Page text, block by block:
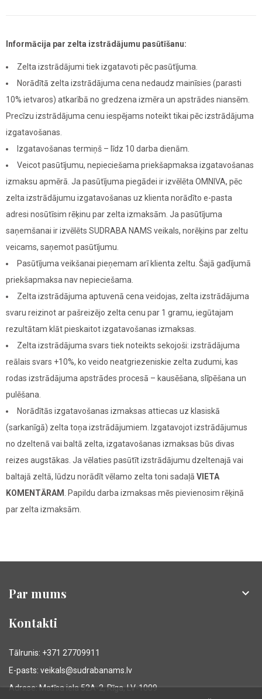
Informācija par zelta izstrādājumu pasūtīšanu:
Zelta izstrādājumi tiek izgatavoti pēc pasūtījuma.
Norādītā zelta izstrādājuma cena nedaudz mainīsies (parasti
10% ietvaros) atkarībā no gredzena izmēra un apstrādes niansēm.
Precīzu izstrādājuma cenu iespējams noteikt tikai pēc izstrādājuma
izgatavošanas.
Izgatavošanas termiņš – līdz 10 darba dienām.
Veicot pasūtījumu, nepieciešama priekšapmaksa izgatavošanas
izmaksu apmērā. Ja pasūtījuma piegādei ir izvēlēta OMNIVA, pēc
zelta izstrādājumu izgatavošanas uz klienta norādīto e-pasta
adresi nosūtīsim rēķinu par zelta izmaksām. Ja pasūtījuma
saņemšanai ir izvēlēts SUDRABA NAMS veikals, norēķins par zeltu
veicams, saņemot pasūtījumu.
Pasūtījuma veikšanai pieņemam arī klienta zeltu. Šajā gadījumā
priekšapmaksa nav nepieciešama.
Zelta izstrādājuma aptuvenā cena veidojas, zelta izstrādājuma
svaru reizinot ar pašreizējo zelta cenu par 1 gramu, iegūtajam
rezultātam klāt pieskaitot izgatavošanas izmaksas.
Zelta izstrādājuma svars tiek noteikts sekojoši: izstrādājuma
reālais svars +10%, ko veido neatgriezeniskie zelta zudumi, kas
rodas izstrādājuma apstrādes procesā – kausēšana, slīpēšana un
pulēšana.
Norādītās izgatavošanas izmaksas attiecas uz klasiskā
(sarkanīgā) zelta toņa izstrādājumiem. Izgatavojot izstrādājumus
no dzeltenā vai baltā zelta, izgatavošanas izmaksas būs divas
reizes augstākas. Ja vēlaties pasūtīt izstrādājumu dzeltenajā vai
baltajā zeltā, lūdzu norādīt vēlamo zelta toni sadaļā VIETA
KOMENTĀRAM . Papildu darba izmaksas mēs pievienosim rēķinā
par zelta izmaksām.
Par mums 
Kontakti
Tālrunis: +371 27709911
E-pasts: veikals@sudrabanams.lv
Adrese: Matīsa iela 52A-2, Rīga, LV-1009